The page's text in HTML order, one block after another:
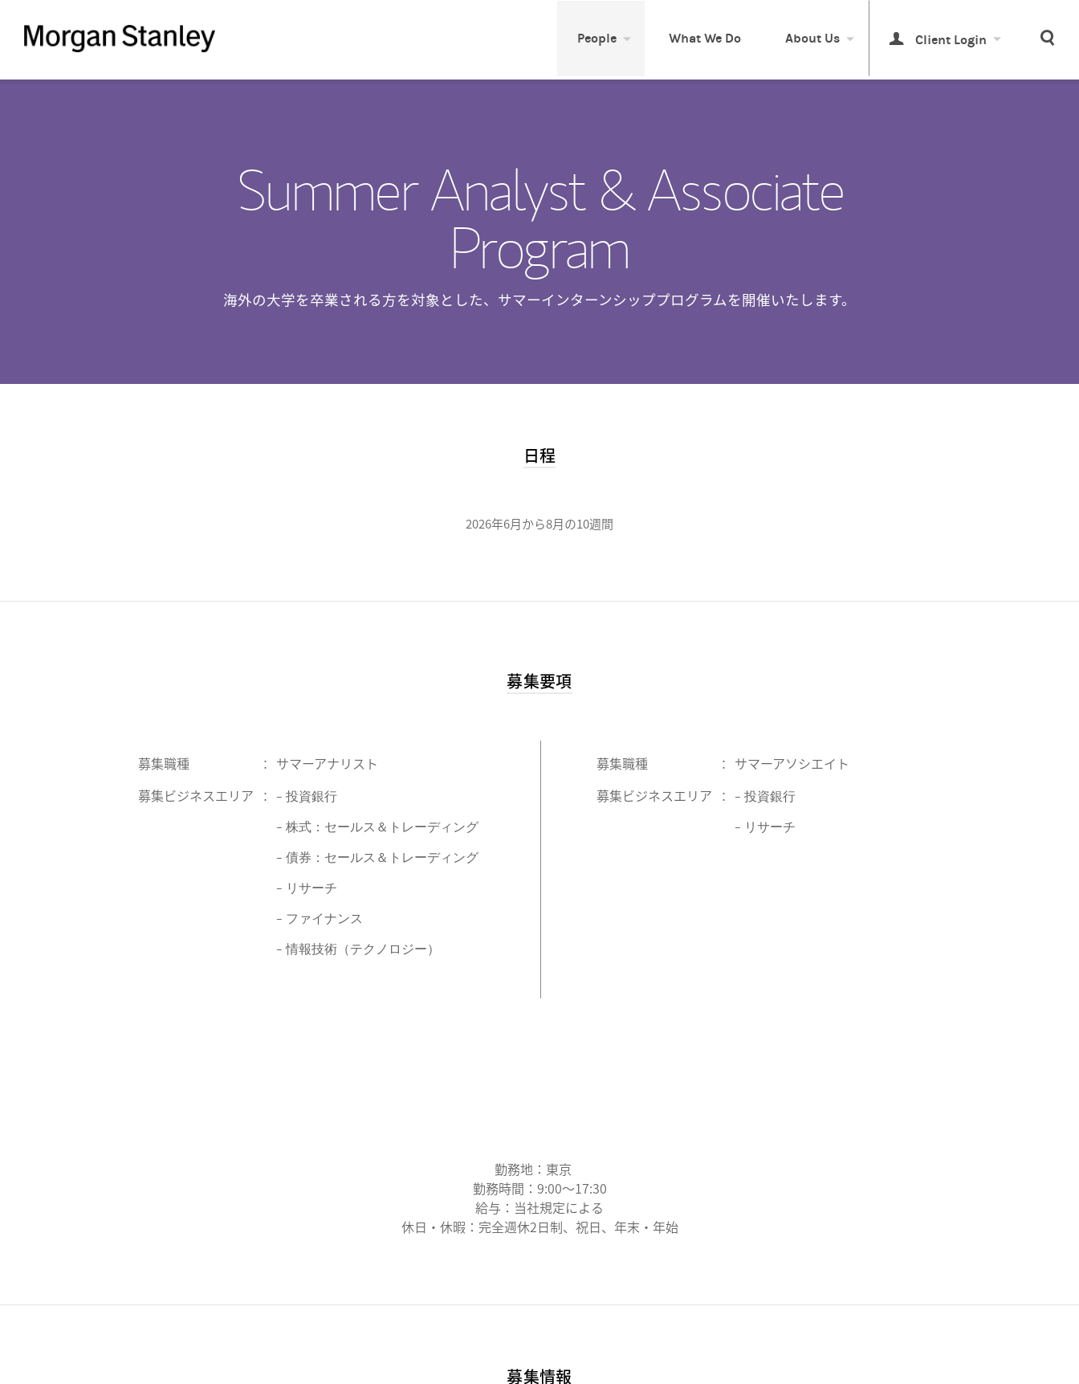
Stanley People What We Do About Us Client Login
Summer Analyst & Associate
Program
海外の大学を卒業される方を対象とした、サマーインターンシッププログラムを開催いたします。
日程
2026年6月から8月の10週間
募集要項
募集職種 ： サマーアナリスト
募集ビジネスエリア
： – 投資銀行
– 株式：セールス＆トレーディング
– 債券：セールス＆トレーディング
– リサーチ
– ファイナンス
– 情報技術（テクノロジー）
募集職種 ： サマーアソシエイト
募集ビジネスエリア
： – 投資銀行
– リサーチ
勤務地：東京
勤務時間：9:00～17:30
給与：当社規定による
休日・休暇：完全週休2日制、祝日、年末・年始
募集情報